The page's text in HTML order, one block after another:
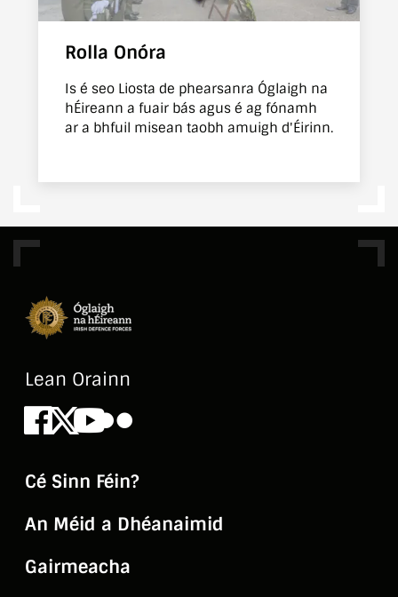
Rolla Onóra
Is é seo Liosta de phearsanra Óglaigh na
hÉireann a fuair bás agus é ag fónamh
ar a bhfuil misean taobh amuigh d'Éirinn.
Lean Orainn
Facebook
X Youtube
Flickr
Cé Sinn Féin?
An Méid a Dhéanaimid
Gairmeacha